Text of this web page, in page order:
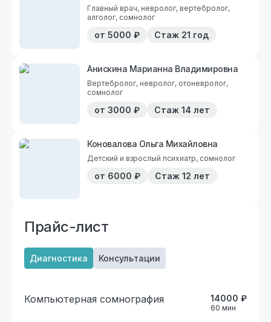
Главный врач, невролог, вертебролог,
алголог, сомнолог
от 5000 ₽ Стаж 21 год
Анискина Марианна Владимировна
Вертебролог, невролог, отоневролог,
сомнолог
от 3000 ₽ Стаж 14 лет
Коновалова Ольга Михайловна
Детский и взрослый психиатр, сомнолог
от 6000 ₽ Стаж 12 лет
Прайс-лист
Диагностика Консультации
Компьютерная сомнография
60 мин
14000 ₽